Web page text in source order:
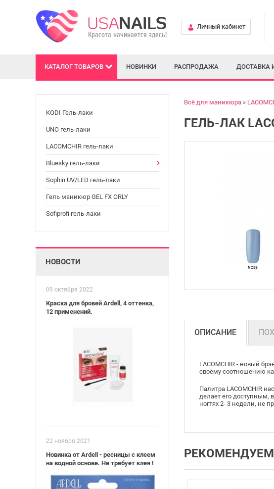
Личный кабинет
КАТАЛОГ ТОВАРОВ НОВИНКИ РАСПРОДАЖА ДОСТАВКА
KODI Гель-лаки
UNO гель-лаки
LACOMCHIR гель-лаки
Bluesky гель-лаки
Sophin UV/LED гель-лаки
Гель маникюр GEL FX ORLY
Sofiprofi гель-лаки
НОВОСТИ
09 октября 2022
Краска для бровей Ardell, 4 оттенка,
12 применений.
22 ноября 2021
Новинка от Ardell - ресницы с клеем
на водной основе. Не требует клея !
Всё для маникюра
ГЕЛЬ-ЛАК
ОПИСАНИЕ
LACOMCHIR - новый
своему соотношению
Палитра LACOMCHIR
делает его доступным,
ногтях 2- 3 недели, не
РЕКОМЕНДУЕМ